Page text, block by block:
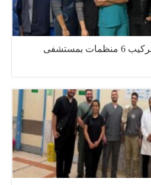
إجراء 74 قسطرة قلبية وتركيب 6 منظمات بمستشفى